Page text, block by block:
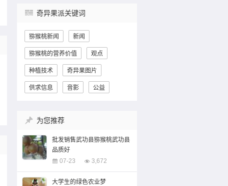
奇异果派关键词
猕猴桃新闻 新闻
猕猴桃的营养价值 观点
种植技术 奇异果图片
供求信息 音影 公益
为您推荐
批发销售武功县猕猴桃武功县
品质好
07-23
3,672
大学生的绿色农业梦